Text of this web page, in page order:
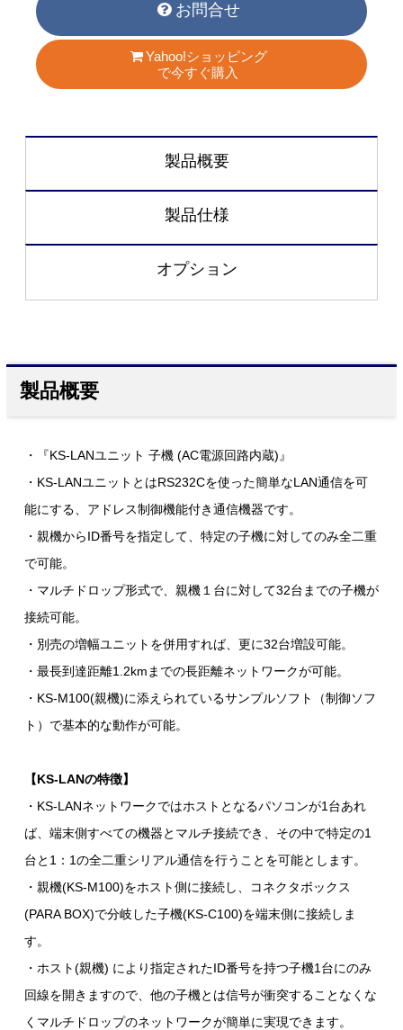
お問合せ
Yahoo!ショッピング
で今すぐ購入
製品概要
製品仕様
オプション
製品概要
・『KS-LANユニット 子機 (AC電源回路内蔵)』
・KS-LANユニットとはRS232Cを使った簡単なLAN通信を可
能にする、アドレス制御機能付き通信機器です。
・親機からID番号を指定して、特定の子機に対してのみ全二重
で可能。
・マルチドロップ形式で、親機１台に対して32台までの子機が
接続可能。
・別売の増幅ユニットを併用すれば、更に32台増設可能。
・最長到達距離1.2kmまでの長距離ネットワークが可能。
・KS-M100(親機)に添えられているサンプルソフト（制御ソフ
ト）で基本的な動作が可能。
【KS-LANの特徴】
・KS-LANネットワークではホストとなるパソコンが1台あれ
ば、端末側すべての機器とマルチ接続でき、その中で特定の1
台と1：1の全二重シリアル通信を行うことを可能とします。
・親機(KS-M100)をホスト側に接続し、コネクタボックス
(PARA BOX)で分岐した子機(KS-C100)を端末側に接続しま
す。
・ホスト(親機) により指定されたID番号を持つ子機1台にのみ
回線を開きますので、他の子機とは信号が衝突することなくな
くマルチドロップのネットワークが簡単に実現できます。